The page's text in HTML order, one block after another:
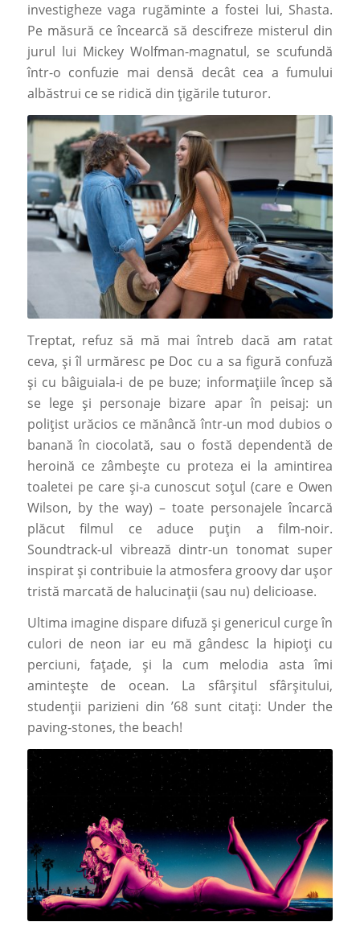
investigheze vaga rugăminte a fostei lui, Shasta.
Pe măsură ce încearcă să descifreze misterul din
jurul lui Mickey Wolfman-magnatul, se scufundă
într-o confuzie mai densă decât cea a fumului
albăstrui ce se ridică din țigările tuturor.
Treptat, refuz să mă mai întreb dacă am ratat
ceva, și îl urmăresc pe Doc cu a sa figură confuză
și cu bâiguiala-i de pe buze; informațiile încep să
se lege și personaje bizare apar în peisaj: un
polițist urăcios ce mănâncă într-un mod dubios o
banană în ciocolată, sau o fostă dependentă de
heroină ce zâmbește cu proteza ei la amintirea
toaletei pe care și-a cunoscut soțul (care e Owen
Wilson, by the way) – toate personajele încarcă
plăcut filmul ce aduce puțin a film-noir.
Soundtrack-ul vibrează dintr-un tonomat super
inspirat și contribuie la atmosfera groovy dar ușor
tristă marcată de halucinații (sau nu) delicioase.
Ultima imagine dispare difuză și genericul curge în
culori de neon iar eu mă gândesc la hipioți cu
perciuni, fațade, și la cum melodia asta îmi
amintește de ocean. La sfârșitul sfârșitului,
studenții parizieni din ’68 sunt citați: Under the
paving-stones, the beach!